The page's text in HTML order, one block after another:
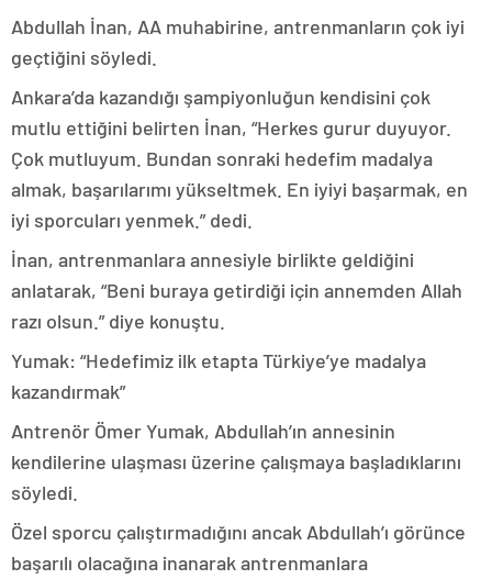
Abdullah İnan, AA muhabirine, antrenmanların çok iyi
geçtiğini söyledi.
Ankara’da kazandığı şampiyonluğun kendisini çok
mutlu ettiğini belirten İnan, “Herkes gurur duyuyor.
Çok mutluyum. Bundan sonraki hedefim madalya
almak, başarılarımı yükseltmek. En iyiyi başarmak, en
iyi sporcuları yenmek.” dedi.
İnan, antrenmanlara annesiyle birlikte geldiğini
anlatarak, “Beni buraya getirdiği için annemden Allah
razı olsun.” diye konuştu.
Yumak: “Hedefimiz ilk etapta Türkiye’ye madalya
kazandırmak”
Antrenör Ömer Yumak, Abdullah’ın annesinin
kendilerine ulaşması üzerine çalışmaya başladıklarını
söyledi.
Özel sporcu çalıştırmadığını ancak Abdullah’ı görünce
başarılı olacağına inanarak antrenmanlara